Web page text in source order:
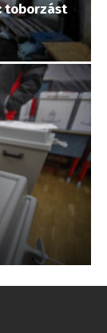
toborzást